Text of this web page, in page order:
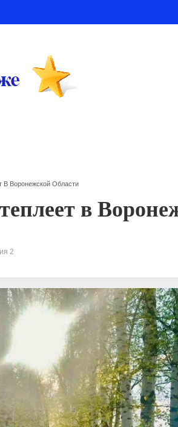
В Воронежской Области
в
2